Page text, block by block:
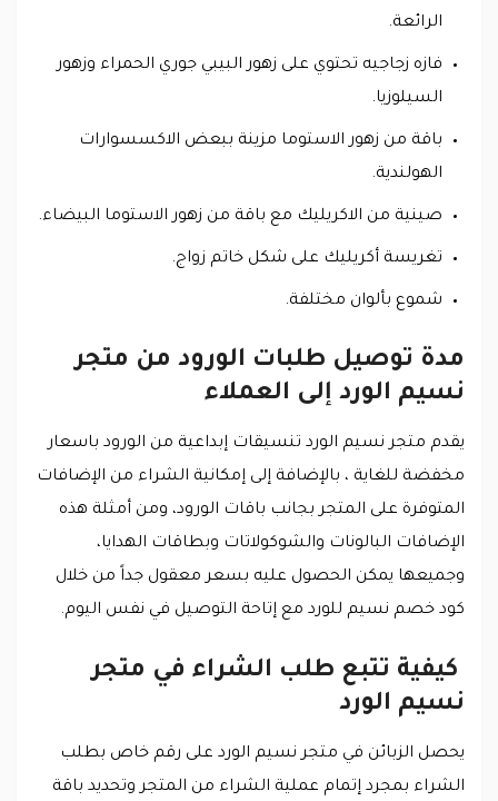
الرائعة.
فازه زجاجيه تحتوي على زهور البيبي جوري الحمراء وزهور
السيلوزيا.
باقة من زهور الاستوما مزينة ببعض الاكسسوارات
الهولندية.
صينية من الاكريليك مع باقة من زهور الاستوما البيضاء.
تغريسة أكريليك على شكل خاتم زواج.
شموع بألوان مختلفة.
مدة توصيل طلبات الورود من متجر
نسيم الورد إلى العملاء
يقدم متجر نسيم الورد تنسيقات إبداعية من الورود باسعار
مخفضة للغاية ، بالإضافة إلى إمكانية الشراء من الإضافات
المتوفرة على المتجر بجانب باقات الورود، ومن أمثلة هذه
الإضافات البالونات والشوكولاتات وبطاقات الهدايا،
وجميعها يمكن الحصول عليه بسعر معقول جداً من خلال
كود خصم نسيم للورد مع إتاحة التوصيل في نفس اليوم.
كيفية تتبع طلب الشراء في متجر
نسيم الورد
يحصل الزبائن في متجر نسيم الورد على رقم خاص بطلب
الشراء بمجرد إتمام عملية الشراء من المتجر وتحديد باقة